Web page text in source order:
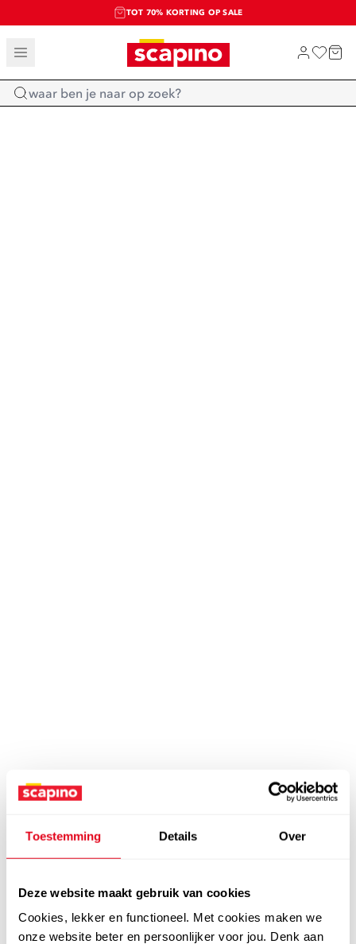
Toestemming Details Over
Deze website maakt gebruik van cookies
Cookies, lekker en functioneel. Met cookies maken we
onze website beter en persoonlijker voor jou. Denk aan
TOT 70% KORTING OP SALE
SALE: LAATSTE KANS!
SHOP NIEUW
Home